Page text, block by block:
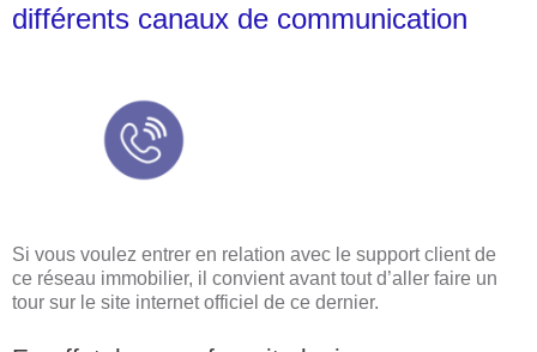
différents canaux de communication
Si vous voulez entrer en relation avec le support client de
ce réseau immobilier, il convient avant tout d’aller faire un
tour sur le site internet officiel de ce dernier.